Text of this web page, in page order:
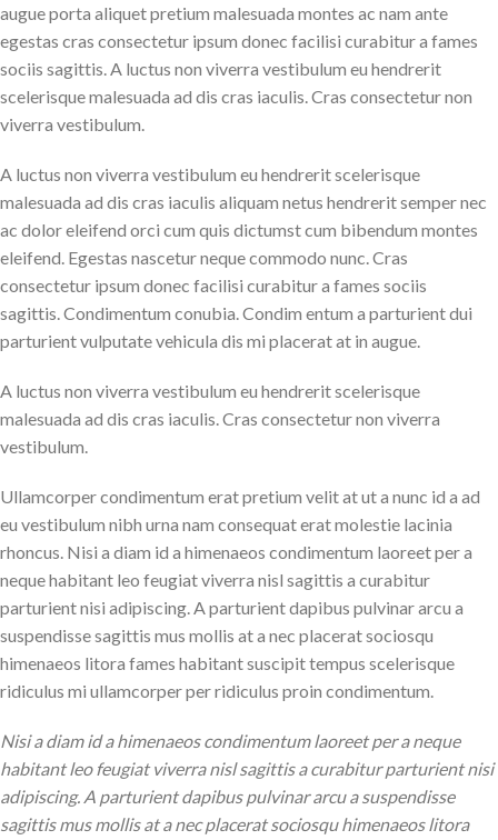
augue porta aliquet pretium malesuada montes ac nam ante
egestas cras consectetur ipsum donec facilisi curabitur a fames
sociis sagittis. A luctus non viverra vestibulum eu hendrerit
scelerisque malesuada ad dis cras iaculis. Cras consectetur non
viverra vestibulum.
A luctus non viverra vestibulum eu hendrerit scelerisque
malesuada ad dis cras iaculis aliquam netus hendrerit semper nec
ac dolor eleifend orci cum quis dictumst cum bibendum montes
eleifend. Egestas nascetur neque commodo nunc. Cras
consectetur ipsum donec facilisi curabitur a fames sociis
sagittis. Condimentum conubia. Condim entum a parturient dui
parturient vulputate vehicula dis mi placerat at in augue.
A luctus non viverra vestibulum eu hendrerit scelerisque
malesuada ad dis cras iaculis. Cras consectetur non viverra
vestibulum.
Ullamcorper condimentum erat pretium velit at ut a nunc id a ad
eu vestibulum nibh urna nam consequat erat molestie lacinia
rhoncus. Nisi a diam id a himenaeos condimentum laoreet per a
neque habitant leo feugiat viverra nisl sagittis a curabitur
parturient nisi adipiscing. A parturient dapibus pulvinar arcu a
suspendisse sagittis mus mollis at a nec placerat sociosqu
himenaeos litora fames habitant suscipit tempus scelerisque
ridiculus mi ullamcorper per ridiculus proin condimentum.
Nisi a diam id a himenaeos condimentum laoreet per a neque
habitant leo feugiat viverra nisl sagittis a curabitur parturient nisi
adipiscing. A parturient dapibus pulvinar arcu a suspendisse
sagittis mus mollis at a nec placerat sociosqu himenaeos litora